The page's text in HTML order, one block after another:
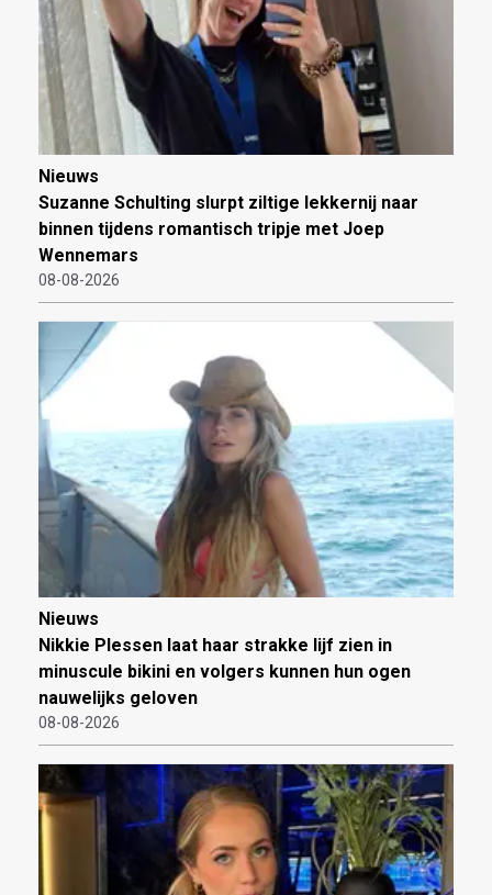
Nieuws
Suzanne Schulting slurpt ziltige lekkernij naar
binnen tijdens romantisch tripje met Joep
Wennemars
08-08-2026
Nieuws
Nikkie Plessen laat haar strakke lijf zien in
minuscule bikini en volgers kunnen hun ogen
nauwelijks geloven
08-08-2026